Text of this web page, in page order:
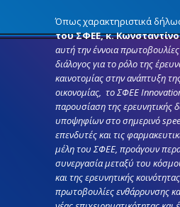
Όπως χαρακτηριστικά
του ΣΦΕΕ, κ.
αυτή την έννοια
διάλογος για το ρόλο της
καινοτομίας στην ανάπτυξη
οικονομίας, το ΣΦΕΕ
παρουσίαση της ερευνητικής
υποψηφίων στο σημερινό
επενδυτές και τις
μέλη του ΣΦΕΕ, προάγουν
συνεργασία μεταξύ του
και της ερευνητικής
πρωτοβουλίες ενθάρρυνσης